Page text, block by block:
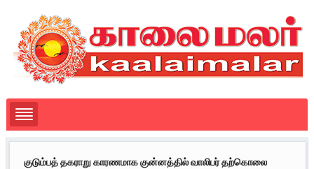
குடும்பத் தகராறு காரணமாக குன்னத்தில் வாலிபர் தற்கொலை